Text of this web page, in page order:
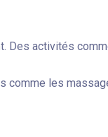
activités
les